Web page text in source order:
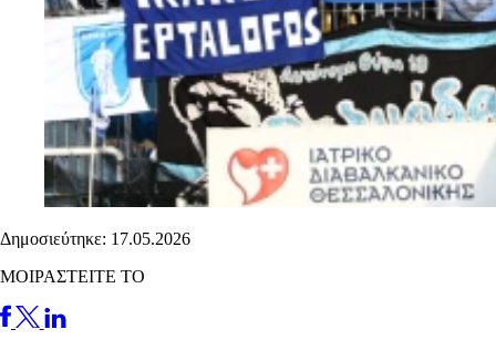
Δημοσιεύτηκε: 17.05.2026
ΜΟΙΡΑΣΤΕΙΤΕ ΤΟ